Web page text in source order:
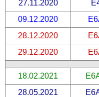
27.11.2020
09.12.2020
28.12.2020
29.12.2020
18.02.2021
28.05.2021